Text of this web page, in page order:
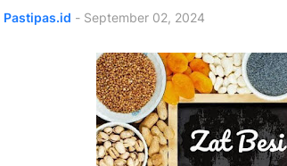
Pastipas.id - September 02, 2024